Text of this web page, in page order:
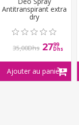
Antitranspirant extra
dry
35,00Dhs 2799
Dhs